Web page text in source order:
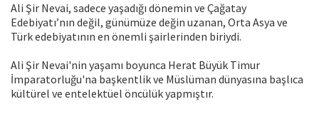
Ali Şir Nevai, sadece yaşadığı dönemin ve Çağatay
Edebiyatı’nın değil, günümüze değin uzanan, Orta Asya ve
Türk edebiyatının en önemli şairlerinden biriydi.
Ali Şir Nevai'nin yaşamı boyunca Herat Büyük Timur
İmparatorluğu'na başkentlik ve Müslüman dünyasına başlıca
kültürel ve entelektüel öncülük yapmıştır.